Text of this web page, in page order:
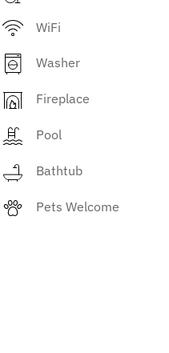
WiFi
Washer
Fireplace
Pool
Bathtub
Pets Welcome